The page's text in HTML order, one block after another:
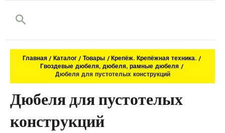
Поиск
Главная Каталог Товары
Крепёж. Крепёжная техника.
Гвоздевые дюбеля, дюбеля, рамные дюбеля
Дюбеля для пустотелых конструкций
Дюбеля для пустотелых
конструкций